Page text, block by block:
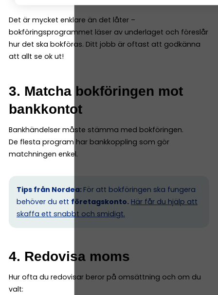
Det är mycket enklare än det låter –
bokföringsprogrammet läser av underlaget och föreslår
hur det ska bokföras. Ditt jobb är oftast att godkänna
att allt se ok ut!
3. Matcha bokföringen mot
bankkontot
Bankhändelser måste stämma med bokföringen.
De flesta program har bankkoppling som gör
matchningen enkel.
Tips från Nordea: För att bokföringen ska fungera
behöver du ett företagskonto. Här får du hjälp att
skaffa ett snabbt och smidigt.
4. Redovisa moms
Hur ofta du redovisar beror på omsättning och om du
valt: